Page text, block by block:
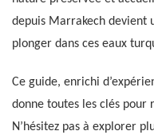
depuis Marrakech devient
plonger dans ces eaux
Ce guide, enrichi
donne toutes les clés pour
N’hésitez pas à explorer